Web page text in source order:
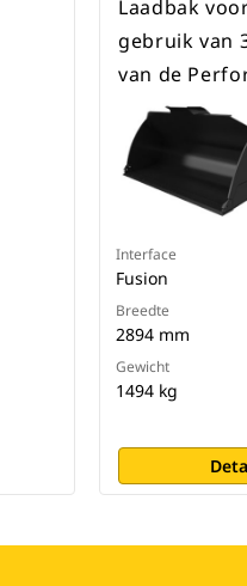
Laadbak
gebruik van
van de
Interface
Fusion
Breedte
2894 mm
Gewicht
1494 kg